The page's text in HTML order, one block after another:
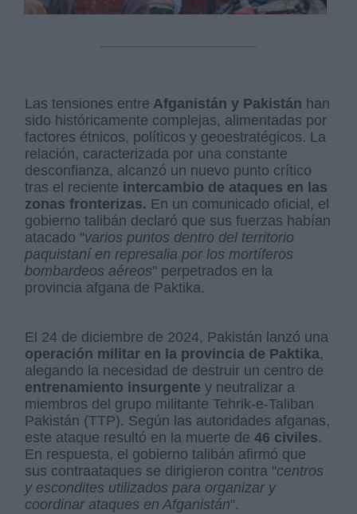
Las tensiones entre Afganistán y Pakistán han
sido históricamente complejas, alimentadas por
factores étnicos, políticos y geoestratégicos. La
relación, caracterizada por una constante
desconfianza, alcanzó un nuevo punto crítico
tras el reciente intercambio de ataques en las
zonas fronterizas. En un comunicado oficial, el
gobierno talibán declaró que sus fuerzas habían
atacado "varios puntos dentro del territorio
paquistaní en represalia por los mortíferos
bombardeos aéreos" perpetrados en la
provincia afgana de Paktika.
El 24 de diciembre de 2024, Pakistán lanzó una
operación militar en la provincia de Paktika,
alegando la necesidad de destruir un centro de
entrenamiento insurgente y neutralizar a
miembros del grupo militante Tehrik-e-Taliban
Pakistán (TTP). Según las autoridades afganas,
este ataque resultó en la muerte de46 civiles.
En respuesta, el gobierno talibán afirmó que
sus contraataques se dirigieron contra "centros
y escondites utilizados para organizar y
coordinar ataques en Afganistán".